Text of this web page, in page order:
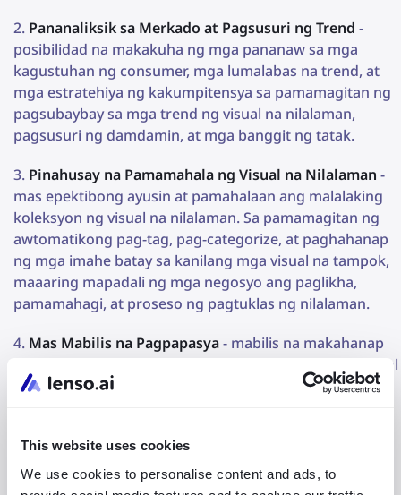
This website uses cookies
We use cookies to personalise content and ads, to
Pananaliksik sa Merkado at Pagsusuri ng Trend -
posibilidad na makakuha ng mga pananaw sa mga
kagustuhan ng consumer, mga lumalabas na trend, at
mga estratehiya ng kakumpitensya sa pamamagitan ng
pagsubaybay sa mga trend ng visual na nilalaman,
pagsusuri ng damdamin, at mga banggit ng tatak.
Pinahusay na Pamamahala ng Visual na Nilalaman -
mas epektibong ayusin at pamahalaan ang malalaking
koleksyon ng visual na nilalaman. Sa pamamagitan ng
awtomatikong pag-tag, pag-categorize, at paghahanap
ng mga imahe batay sa kanilang mga visual na tampok,
maaaring mapadali ng mga negosyo ang paglikha,
pamamahagi, at proseso ng pagtuklas ng nilalaman.
Mas Mabilis na Pagpapasya- mabilis na makahanap
ng mga relevant na imahe, dokumento, o iba pang visual
na assets. Makakatipid ito ng oras at pagsisikap na
magtuon sa mas kritikal na mga gawain.
Personalized na mga Rekomendasyon- maaaring